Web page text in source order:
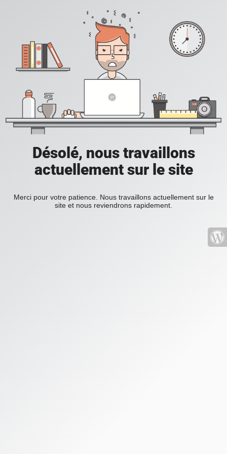
Désolé, nous travaillons
actuellement sur le site
Merci pour votre patience. Nous travaillons actuellement sur le
site et nous reviendrons rapidement.